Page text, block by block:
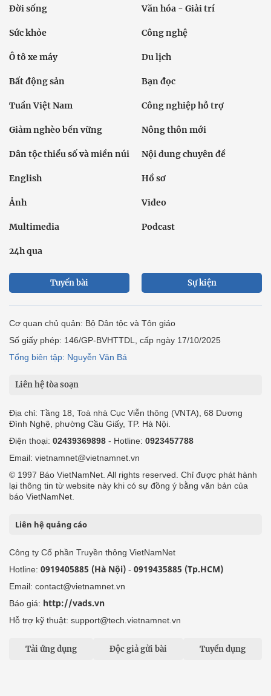
Đời sống Văn hóa - Giải trí
Sức khỏe Công nghệ
Ô tô xe máy Du lịch
Bất động sản Bạn đọc
Tuần Việt Nam Công nghiệp hỗ trợ
Giảm nghèo bền vững Nông thôn mới
Dân tộc thiểu số và miền núi Nội dung chuyên đề
English Hồ sơ
Ảnh Video
Multimedia Podcast
24h qua
Tuyến bài Sự kiện
Cơ quan chủ quản: Bộ Dân tộc và Tôn giáo
Số giấy phép: 146/GP-BVHTTDL, cấp ngày 17/10/2025
Tổng biên tập: Nguyễn Văn Bá
Liên hệ tòa soạn
Địa chỉ: Tầng 18, Toà nhà Cục Viễn thông (VNTA), 68 Dương
Đình Nghệ, phường Cầu Giấy, TP. Hà Nội.
Điện thoại: 02439369898 - Hotline: 0923457788
Email: vietnamnet@vietnamnet.vn
© 1997 Báo VietNamNet. All rights reserved. Chỉ được phát hành
lại thông tin từ website này khi có sự đồng ý bằng văn bản của
báo VietNamNet.
Liên hệ quảng cáo
Công ty Cổ phần Truyền thông VietNamNet
Hotline: 0919405885 (Hà Nội) - 0919435885 (Tp.HCM)
Email: contact@vietnamnet.vn
Báo giá: http://vads.vn
Hỗ trợ kỹ thuật: support@tech.vietnamnet.vn
Tải ứng dụng Độc giả gửi bài Tuyển dụng